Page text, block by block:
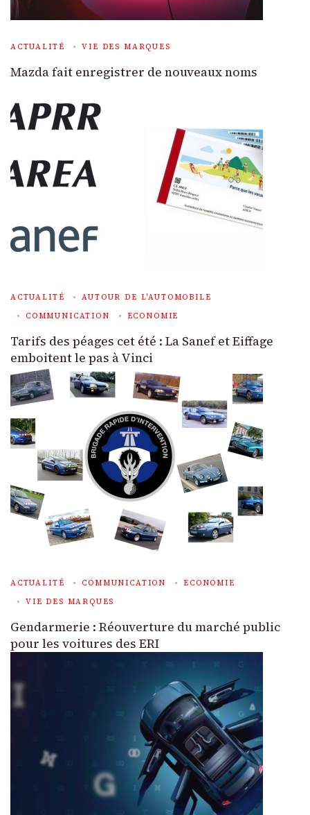
ACTUALITÉ VIE DES MARQUES
Mazda fait enregistrer de nouveaux noms
ACTUALITÉ
AUTOUR DE L'AUTOMOBILE
COMMUNICATION
ECONOMIE
Tarifs des péages cet été : La Sanef et Eiffage
emboitent le pas à Vinci
ACTUALITÉ COMMUNICATION
ECONOMIE
VIE DES MARQUES
Gendarmerie : Réouverture du marché public
pour les voitures des ERI